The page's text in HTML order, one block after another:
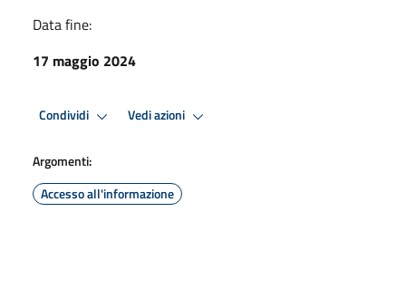
Data fine:
17 maggio 2024
Condividi Vedi azioni
Argomenti:
Accesso all'informazione